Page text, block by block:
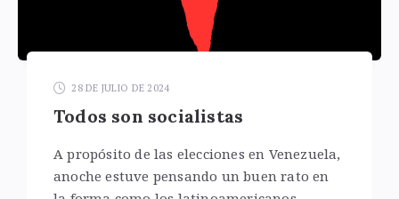
28 DE JULIO DE 2024
Todos son socialistas
A propósito de las elecciones en Venezuela,
anoche estuve pensando un buen rato en